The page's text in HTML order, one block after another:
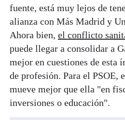
fuente, está muy lejos de
alianza con Más Madrid y
Ahora bien, el conflicto
puede llegar a consolidar a
mejor en cuestiones de esta
de profesión. Para el PSOE,
mueve mejor que ella "en
inversiones o educación".